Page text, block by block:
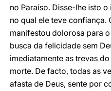
no Paraíso. Disse-lhe isto
no qual ele teve confiança.
manifestou dolorosa para
busca da felicidade sem
imediatamente as trevas
morte. De facto, todas as
afasta de Deus, sente por